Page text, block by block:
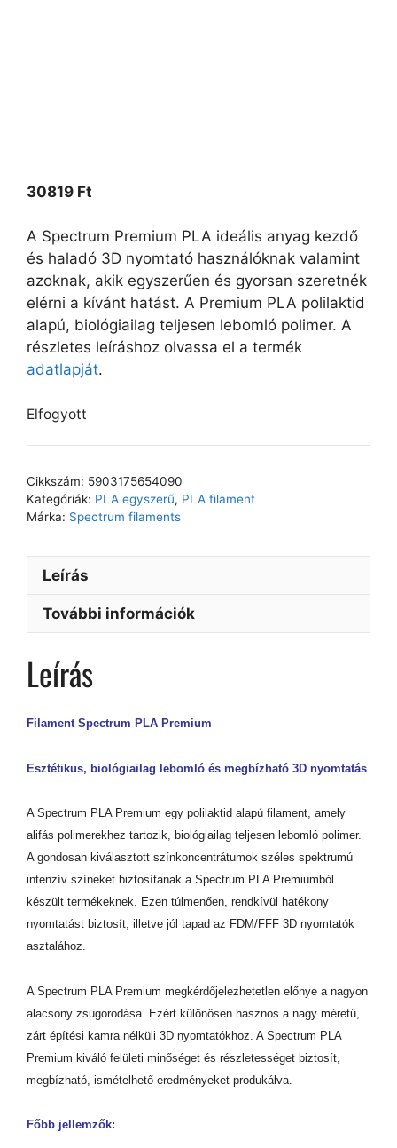
30819 Ft
A Spectrum Premium PLA ideális anyag kezdő
és haladó 3D nyomtató használóknak valamint
azoknak, akik egyszerűen és gyorsan szeretnék
elérni a kívánt hatást. A Premium PLA polilaktid
alapú, biológiailag teljesen lebomló polimer. A
részletes leíráshoz olvassa el a termék
adatlapját.
Elfogyott
Cikkszám: 5903175654090
Kategóriák: PLA egyszerű, PLA filament
Márka: Spectrum filaments
Leírás
További információk
Leírás
Filament Spectrum PLA Premium
Esztétikus, biológiailag lebomló és megbízható 3D nyomtatás
A Spectrum PLA Premium egy polilaktid alapú filament, amely
alifás polimerekhez tartozik, biológiailag teljesen lebomló polimer.
A gondosan kiválasztott színkoncentrátumok széles spektrumú
intenzív színeket biztosítanak a Spectrum PLA Premiumból
készült termékeknek. Ezen túlmenően, rendkívül hatékony
nyomtatást biztosít, illetve jól tapad az FDM/FFF 3D nyomtatók
asztalához.
A Spectrum PLA Premium megkérdőjelezhetetlen előnye a nagyon
alacsony zsugorodása. Ezért különösen hasznos a nagy méretű,
zárt építési kamra nélküli 3D nyomtatókhoz. A Spectrum PLA
Premium kiváló felületi minőséget és részletességet biztosít,
megbízható, ismételhető eredményeket produkálva.
Főbb jellemzők: